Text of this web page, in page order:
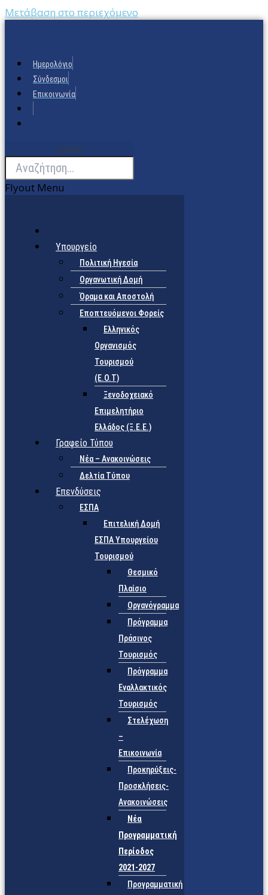
Μετάβαση στο περιεχόμενο
Ημερολόγιο
Σύνδεσμοι
Επικοινωνία
Search
Flyout Menu
Υπουργείο
Πολιτική Ηγεσία
Οργανωτική Δομή
Όραμα και Αποστολή
Εποπτευόμενοι Φορείς
Eλληνικός
Οργανισμός
Τουρισμού
(Ε.Ο.Τ)
Ξενοδοχειακό
Επιμελητήριο
Ελλάδος (Ξ.Ε.Ε.)
Γραφείο Τύπου
Νέα – Ανακοινώσεις
Δελτία Τύπου
Επενδύσεις
ΕΣΠΑ
Επιτελική Δομή
ΕΣΠΑ Υπουργείου
Τουρισμού
Θεσμικό
Πλαίσιο
Οργανόγραμμα
Πρόγραμμα
Πράσινος
Τουρισμός
Πρόγραμμα
Εναλλακτικός
Τουρισμός
Στελέχωση
–
Επικοινωνία
Προκηρύξεις-
Προσκλήσεις-
Ανακοινώσεις
Νέα
Προγραμματική
Περίοδος
2021-2027
Προγραμματική